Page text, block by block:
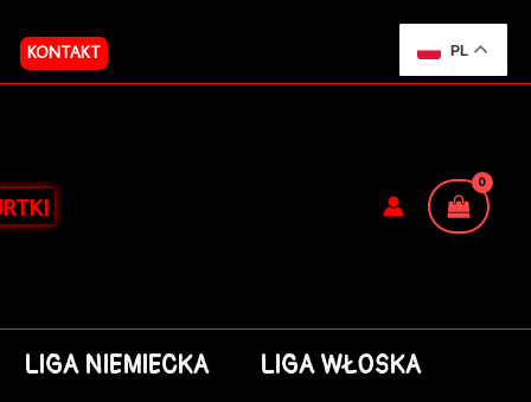
KONTAKT
LIGA NIEMIECKA LIGA WŁOSKA
PL